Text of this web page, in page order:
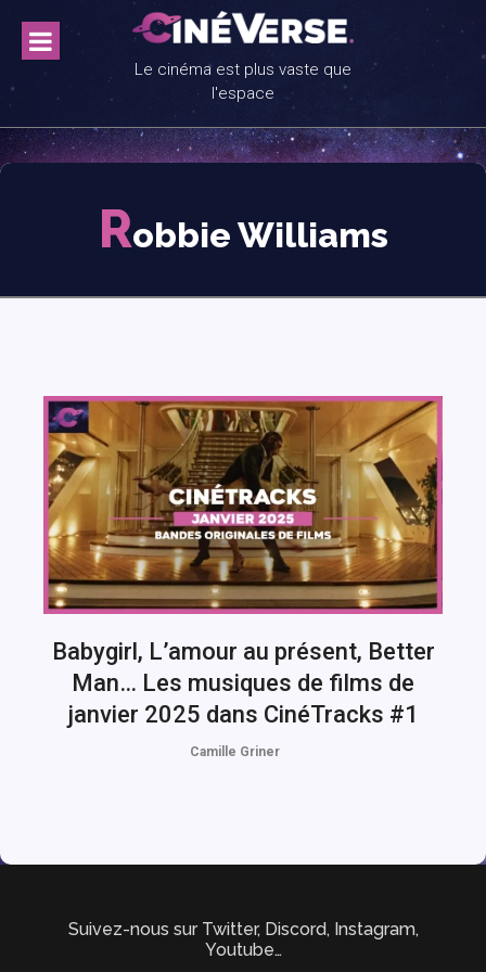
content
Le cinéma est plus vaste que
l'espace
Robbie Williams
Babygirl, L’amour au présent, Better
Man… Les musiques de films de
janvier 2025 dans CinéTracks #1
Camille Griner
Suivez-nous sur Twitter, Discord, Instagram,
Youtube…